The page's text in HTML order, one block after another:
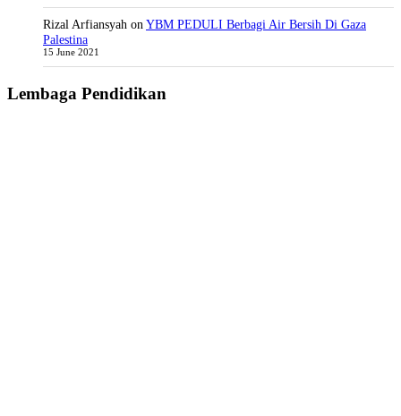
Rizal Arfiansyah onYBM PEDULI Berbagi Air Bersih Di Gaza
Palestina
15 June 2021
Lembaga Pendidikan